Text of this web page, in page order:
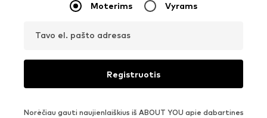
Moterims Vyrams
Tavo el. pašto adresas
Registruotis
Norėčiau gauti naujienlaiškius iš ABOUT YOU apie dabartines